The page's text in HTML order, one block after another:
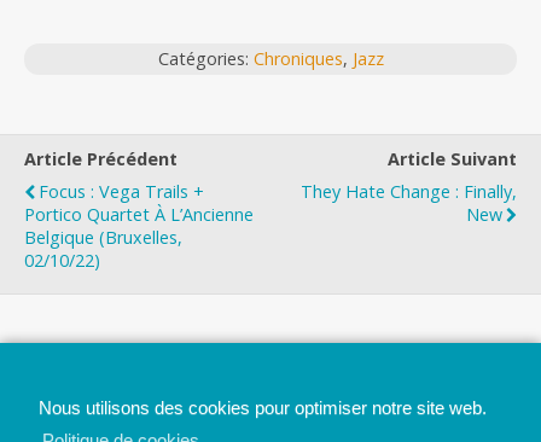
Catégories: Chroniques, Jazz
Article Précédent
Focus : Vega Trails +
Portico Quartet À L’Ancienne
Belgique (Bruxelles,
02/10/22)
Article Suivant
They Hate Change : Finally,
New
Nous utilisons des cookies pour optimiser notre site web.